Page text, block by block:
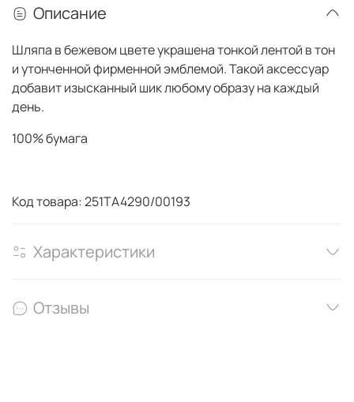
Описание
Шляпа в бежевом цвете украшенатонкой лентой в тон
и утонченной фирменной эмблемой. Такой аксессуар
добавит изысканный шик любому образу на каждый
день.
100% бумага
Код товара: 251TA4290/00193
Характеристики
Отзывы